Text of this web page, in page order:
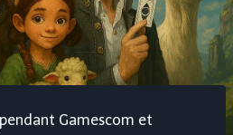
Gamescom et